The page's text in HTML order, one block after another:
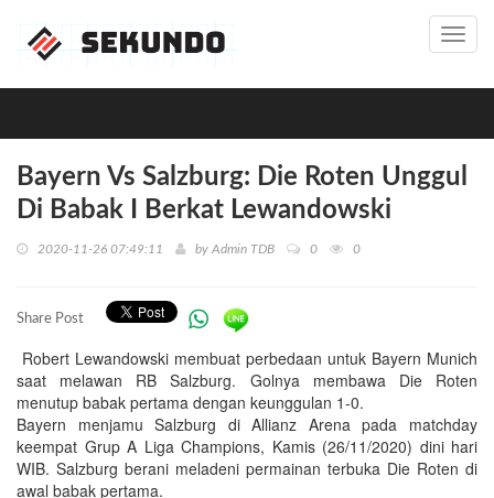
Bayern Vs Salzburg: Die Roten Unggul
Di Babak I Berkat Lewandowski
2020-11-26 07:49:11 by Admin TDB 0 0
Share Post
Robert Lewandowski membuat perbedaan untuk Bayern Munich
saat melawan RB Salzburg. Golnya membawa Die Roten
menutup babak pertama dengan keunggulan 1-0.
Bayern menjamu Salzburg di Allianz Arena pada matchday
keempat Grup A Liga Champions, Kamis (26/11/2020) dini hari
WIB. Salzburg berani meladeni permainan terbuka Die Roten di
awal babak pertama.